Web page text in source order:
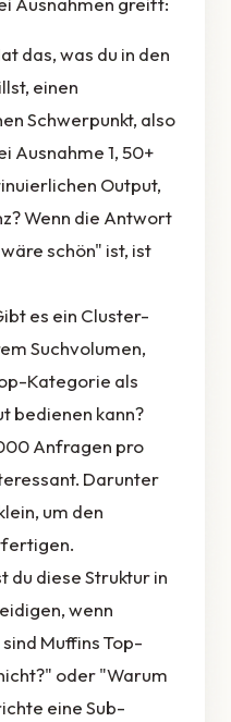
das, was du in den
einen
Schwerpunkt, also
Ausnahme 1, 50+
Output,
Wenn die Antwort
schön" ist, ist
es ein Cluster-
Suchvolumen,
Kategorie als
bedienen kann?
Anfragen pro
Darunter
um den
du diese Struktur in
wenn
Muffins Top-
oder "Warum
eine Sub-